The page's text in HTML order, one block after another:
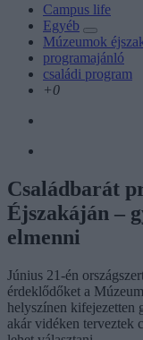
Campus life
Egyéb
Múzeumok
programajánló
családi program
+0
Családbarát
Éjszakáján –
elmenni
Június 21-én
érdeklődőket a
helyszínen kifejezetten
akár vidéken terveztek